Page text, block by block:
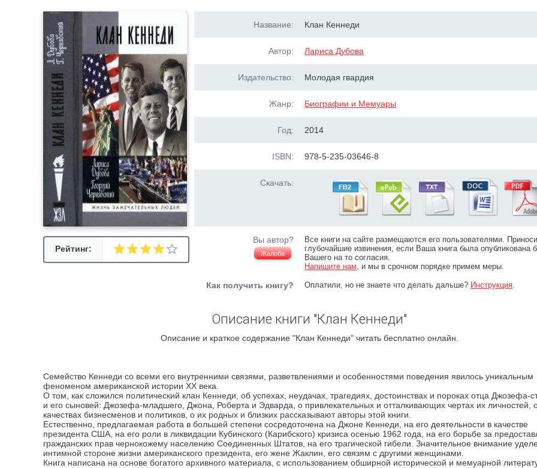
Рейтинг:
Название: Клан Кеннеди
Автор: Лариса Дубова
Издательство: Молодая гвардия
Жанр: Биографии и Мемуары
Год: 2014
ISBN: 978-5-235-03646-8
Скачать:
Вы автор?
Жалоба
Все книги на сайте размещаются его пользователями.
глубочайшие извинения, если Ваша книга была опубликована
Вашего на то согласия.
Напишите нам, и мы в срочном порядке примем меры.
Как получить книгу? Оплатили, но не знаете что делать дальше? Инструкция.
Описание книги "Клан Кеннеди"
Описание и краткое содержание "Клан Кеннеди" читать бесплатно онлайн.
Семейство Кеннеди со всеми его внутренними связями, разветвлениями и особенностями поведения явилось уникальным
феноменом американской истории XX века.
О том, как сложился политический клан Кеннеди, об успехах, неудачах, трагедиях, достоинствах и пороках отца Джозефа-
и его сыновей: Джозефа-младшего, Джона, Роберта и Эдварда, о привлекательных и отталкивающих чертах их личностей,
качествах бизнесменов и политиков, о их родных и близких рассказывают авторы этой книги.
Естественно, предлагаемая работа в большей степени сосредоточена на Джоне Кеннеди, на его деятельности в качестве
президента США, на его роли в ликвидации Кубинского (Карибского) кризиса осенью 1962 года, на его борьбе за
гражданских прав чернокожему населению Соединенных Штатов, на его трагической гибели. Значительное внимание
интимной стороне жизни американского президента, его жене Жаклин, его связям с другими женщинами.
Книга написана на основе богатого архивного материала, с использованием обширной исторической и мемуарной